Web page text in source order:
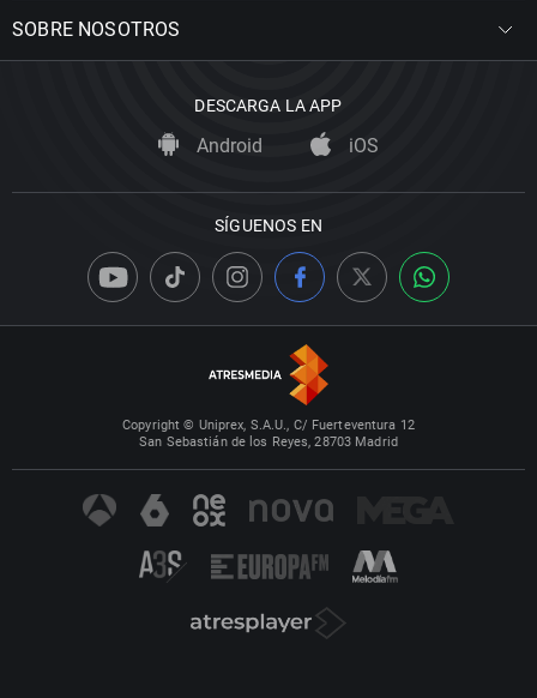
SOBRE NOSOTROS
DESCARGA LA APP
Android iOS
SÍGUENOS EN
Copyright © Uniprex, S.A.U., C/ Fuerteventura 12
San Sebastián de los Reyes, 28703 Madrid